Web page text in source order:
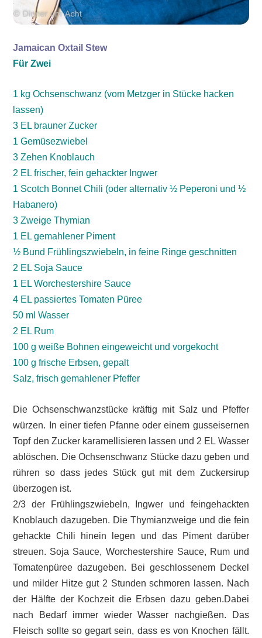
Jamaican Oxtail Stew
Für Zwei
1 kg Ochsenschwanz (vom Metzger in Stücke hacken
lassen)
3 EL brauner Zucker
1 Gemüsezwiebel
3 Zehen Knoblauch
2 EL frischer, fein gehackter Ingwer
1 Scotch Bonnet Chili (oder alternativ ½ Peperoni und ½
Habanero)
3 Zweige Thymian
1 EL gemahlener Piment
½ Bund Frühlingszwiebeln, in feine Ringe geschnitten
2 EL Soja Sauce
1 EL Worchestershire Sauce
4 EL passiertes Tomaten Püree
50 ml Wasser
2 EL Rum
100 g weiße Bohnen eingeweicht und vorgekocht
100 g frische Erbsen, gepalt
Salz, frisch gemahlener Pfeffer
Die Ochsenschwanzstücke kräftig mit Salz und Pfeffer
würzen. In einer tiefen Pfanne oder einem gusseisernen
Topf den Zucker karamellisieren lassen und 2 EL Wasser
ablöschen. Die Ochsenschwanz Stücke dazu geben und
rühren so dass jedes Stück gut mit dem Zuckersirup
überzogen ist.
2/3 der Frühlingszwiebeln, Ingwer und feingehackten
Knoblauch dazugeben. Die Thymianzweige und die fein
gehackte Chili hinein legen und das Piment darüber
streuen. Soja Sauce, Worchestershire Sauce, Rum und
Tomatenpüree dazugeben. Bei geschlossenem Deckel
und milder Hitze gut 2 Stunden schmoren lassen. Nach
der Hälfte der Kochzeit die Erbsen dazu geben.Dabei
nach Bedarf immer wieder Wasser nachgießen. Das
Fleisch sollte so gegart sein, dass es von Knochen fällt.